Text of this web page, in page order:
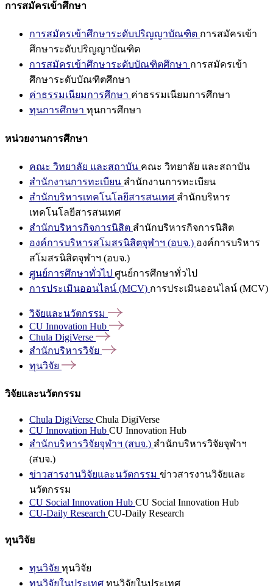
การสมัครเข้าศึกษา
การสมัครเข้าศึกษาระดับปริญญาบัณฑิต การสมัครเข้า
ศึกษาระดับปริญญาบัณฑิต
การสมัครเข้าศึกษาระดับบัณฑิตศึกษา การสมัครเข้า
ศึกษาระดับบัณฑิตศึกษา
ค่าธรรมเนียมการศึกษา ค่าธรรมเนียมการศึกษา
ทุนการศึกษา ทุนการศึกษา
หน่วยงานการศึกษา
คณะ วิทยาลัย และสถาบัน คณะ วิทยาลัย และสถาบัน
สำนักงานการทะเบียน สำนักงานการทะเบียน
สำนักบริหารเทคโนโลยีสารสนเทศ สำนักบริหาร
เทคโนโลยีสารสนเทศ
สำนักบริหารกิจการนิสิต สำนักบริหารกิจการนิสิต
องค์การบริหารสโมสรนิสิตจุฬาฯ (อบจ.) องค์การบริหาร
สโมสรนิสิตจุฬาฯ (อบจ.)
ศูนย์การศึกษาทั่วไป ศูนย์การศึกษาทั่วไป
การประเมินออนไลน์ (MCV) การประเมินออนไลน์ (MCV)
วิจัยและนวัตกรรม
CU Innovation Hub
Chula DigiVerse
สำนักบริหารวิจัย
ทุนวิจัย
วิจัยและนวัตกรรม
Chula DigiVerse Chula DigiVerse
CU Innovation Hub CU Innovation Hub
สำนักบริหารวิจัยจุฬาฯ (สบจ.) สำนักบริหารวิจัยจุฬาฯ
(สบจ.)
ข่าวสารงานวิจัยและนวัตกรรม ข่าวสารงานวิจัยและ
นวัตกรรม
CU Social Innovation Hub CU Social Innovation Hub
CU-Daily Research CU-Daily Research
ทุนวิจัย
ทุนวิจัย ทุนวิจัย
ทุนวิจัยในประเทศ ทุนวิจัยในประเทศ